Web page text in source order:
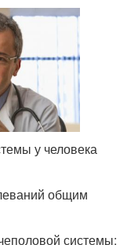
у человека
общим
системы: